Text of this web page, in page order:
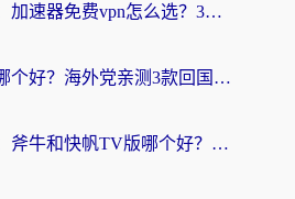
海外党必看：加速器免费vpn怎么选？3步教你无缝访问国内资源
穿梭和巨鲸哪个好？海外党亲测3款回国加速器，教你避开90%的坑
海外党必看：斧牛和快帆TV版哪个好？3分钟选对回国加速器，无缝刷B站、追热剧